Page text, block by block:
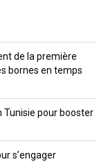
de la première
bornes en temps
Tunisie pour booster
s’engager